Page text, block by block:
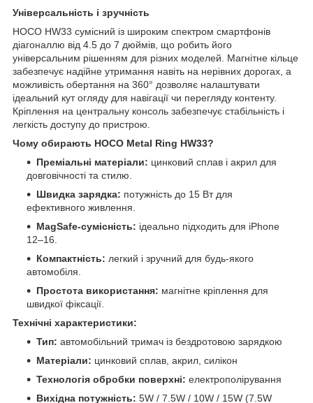
Універсальність і зручність
HOCO HW33 сумісний із широким спектром смартфонів
діагоналлю від 4.5 до 7 дюймів, що робить його
універсальним рішенням для різних моделей. Магнітне кільце
забезпечує надійне утримання навіть на нерівних дорогах, а
можливість обертання на 360° дозволяє налаштувати
ідеальний кут огляду для навігації чи перегляду контенту.
Кріплення на центральну консоль забезпечує стабільність і
легкість доступу до пристрою.
Чому обирають HOCO Metal Ring HW33?
Преміальні матеріали: цинковий сплав і акрил для
довговічності та стилю.
Швидка зарядка: потужність до 15 Вт для
ефективного живлення.
MagSafe-сумісність: ідеально підходить для iPhone
12–16.
Компактність: легкий і зручний для будь-якого
автомобіля.
Простота використання: магнітне кріплення для
швидкої фіксації.
Технічні характеристики:
Тип: автомобільний тримач із бездротовою зарядкою
Матеріали: цинковий сплав, акрил, силікон
Технологія обробки поверхні: електрополірування
Вихідна потужність: 5W / 7.5W / 10W / 15W (7.5W